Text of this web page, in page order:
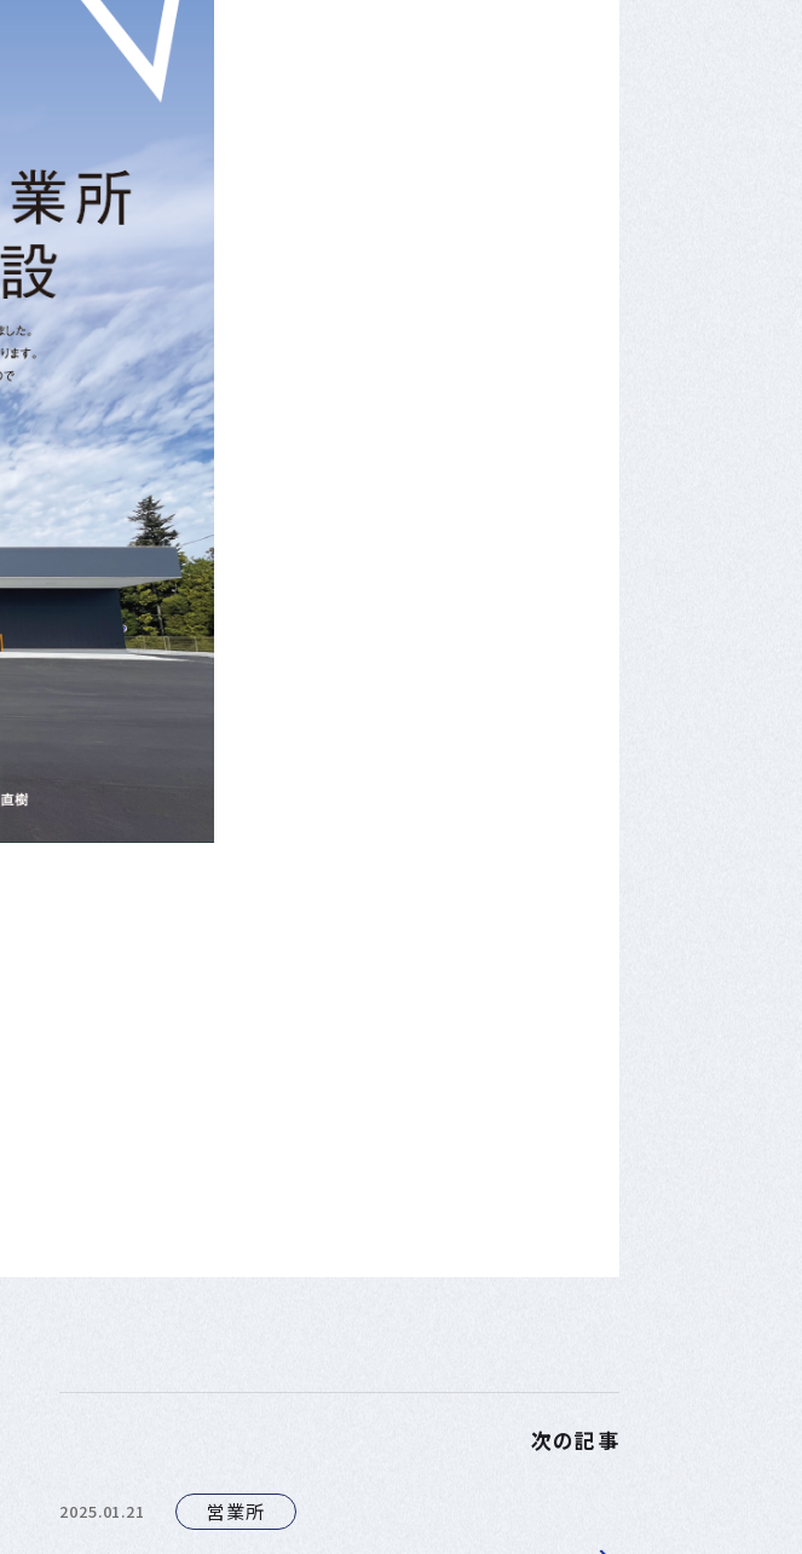
次の記事
2025.01.21 営業所